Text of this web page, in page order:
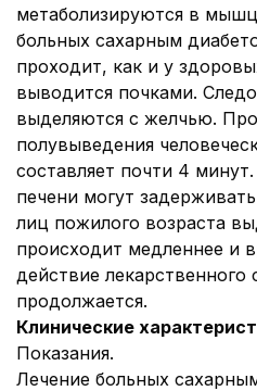
метаболизируются в
больных сахарным
проходит, как и у
выводится почками.
выделяются с желчью.
полувыведения
составляет почти 4
печени могут
лиц пожилого возраста
происходит медленнее и
действие лекарственного
продолжается.
Клинические
Показания.
Лечение больных